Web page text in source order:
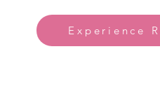
Experience